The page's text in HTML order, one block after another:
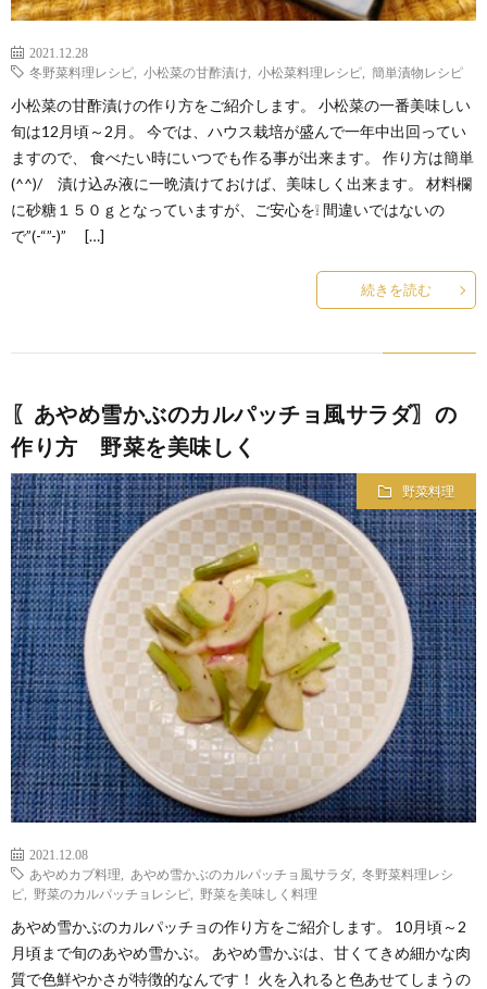
2021.12.28
冬野菜料理レシピ
小松菜の甘酢漬け 小松菜料理レシピ 簡単漬物レシピ
小松菜の甘酢漬けの作り方をご紹介します。 小松菜の一番美味しい
旬は12月頃～2月。 今では、ハウス栽培が盛んで一年中出回ってい
ますので、 食べたい時にいつでも作る事が出来ます。 作り方は簡単
(^^)/ 漬け込み液に一晩漬けておけば、美味しく出来ます。 材料欄
に砂糖１５０ｇとなっていますが、ご安心を❕ 間違いではないの
で”(-“”-)” […]
続きを読む
〖あやめ雪かぶのカルパッチョ風サラダ〗の
作り方 野菜を美味しく
野菜料理
2021.12.08
あやめカブ料理
あやめ雪かぶのカルパッチョ風サラダ
冬野菜料理レシ
ピ
野菜のカルパッチョレシピ 野菜を美味しく料理
あやめ雪かぶのカルパッチョの作り方をご紹介します。 10月頃～2
月頃まで旬のあやめ雪かぶ。 あやめ雪かぶは、甘くてきめ細かな肉
質で色鮮やかさが特徴的なんです！ 火を入れると色あせてしまうの